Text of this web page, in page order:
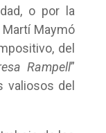
o por la
Maymó
del
Rampell”
valiosos del